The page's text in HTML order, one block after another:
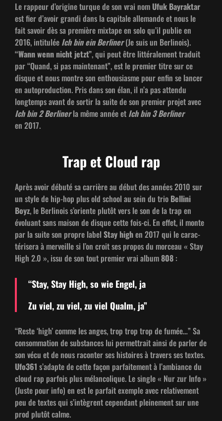
Le rappeur d’origine turque de son vrai nom Ufuk Bayrak­tar
est fier d’avoir gran­di dans la cap­i­tale alle­mande et nous le
fait savoir dès sa pre­mière mix­tape en solo qu’il pub­lie en
2016, inti­t­ulée Ich bin ein Berlin­er(Je suis un Berli­nois).
“Wann wenn nicht jet­zt”, qui peut être lit­térale­ment traduit
par “Quand, si pas main­tenant”, est le pre­mier titre sur ce
disque et nous mon­tre son ent­hou­si­asme pour enfin se lancer
en auto­pro­duc­tion. Pris dans son élan, il n’a pas atten­du
longtemps avant de sor­tir la suite de son pre­mier pro­jet avec
Ich bin 2 Berlin­erla même année et Ich bin 3 Berlin­er
en 2017.
Trap et Cloud rap
Après avoir débuté sa car­rière au début des années 2010 sur
un style de hip-hop plus old school au sein du trio Belli­ni
Boyz, le Berli­nois s’ori­ente plutôt vers le son de la trap en
évolu­ant sans mai­son de disque cette fois-ci. En effet, il monte
par la suite son pro­pre label Stay highen 2017 qui le car­ac­
téris­era à mer­veille si l’on croit ses pro­pos du morceau « Stay
High 2.0 », issu de son tout pre­mier vrai album808 :
“Stay, Stay High, so wie Engel, ja
Zu viel, zu viel, zu viel Qualm, ja”
“Reste ‘high’ comme les anges, trop trop trop de fumée…” Sa
con­som­ma­tion de sub­stances lui per­me­t­trait ain­si de par­ler de
son vécu et de nous racon­ter ses his­toires à tra­vers ses textes.
Ufo361 s’adapte de cette façon par­faite­ment à l’ambiance du
cloud rap par­fois plus mélan­col­ique. Le sin­gle « Nur zur Info »
(Juste pour info) en est le par­fait exem­ple avec rel­a­tive­ment
peu de textes qui s’in­tè­grent cepen­dant pleine­ment sur une
prod plutôt calme.